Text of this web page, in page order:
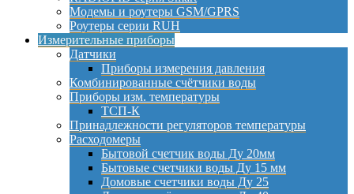
Модемы и роутеры GSM/GPRS
Роутеры серии RUH
Измерительные приборы
Датчики
Приборы измерения давления
Комбинированные счётчики воды
Приборы изм. температуры
ТСП-К
Принадлежности регуляторов температуры
Расходомеры
Бытовой счетчик воды Ду 20мм
Бытовые счетчики воды Ду 15 мм
Домовые счетчики воды Ду 25